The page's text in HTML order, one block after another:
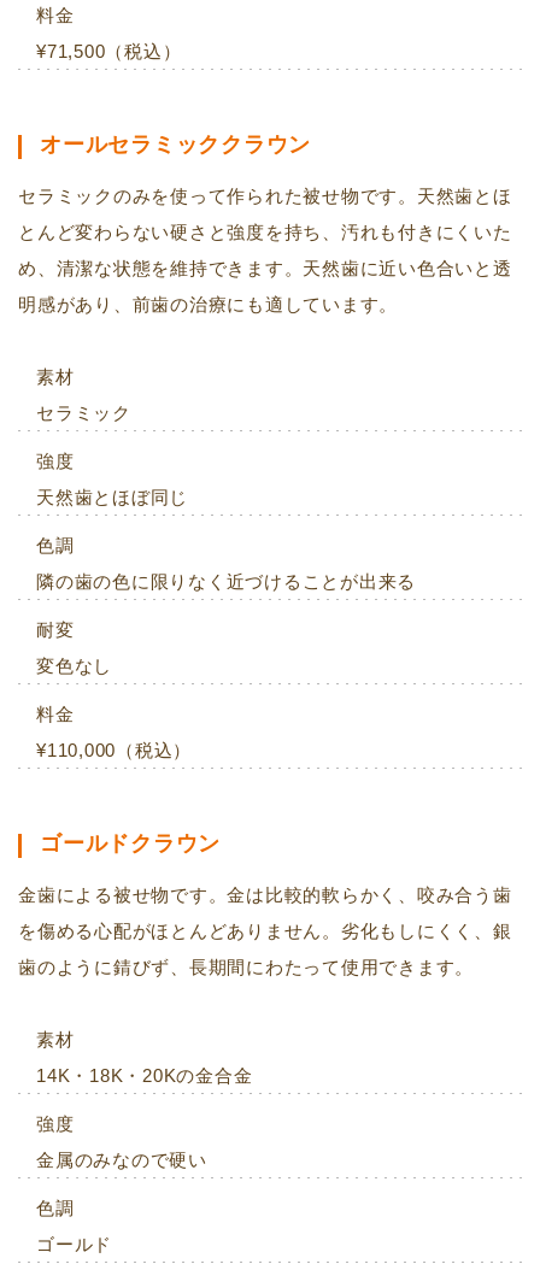
料金
¥71,500（税込）
オールセラミッククラウン
セラミックのみを使って作られた被せ物です。天然歯とほ
とんど変わらない硬さと強度を持ち、汚れも付きにくいた
め、清潔な状態を維持できます。天然歯に近い色合いと透
明感があり、前歯の治療にも適しています。
素材
セラミック
強度
天然歯とほぼ同じ
色調
隣の歯の色に限りなく近づけることが出来る
耐変
変色なし
料金
¥110,000（税込）
ゴールドクラウン
金歯による被せ物です。金は比較的軟らかく、咬み合う歯
を傷める心配がほとんどありません。劣化もしにくく、銀
歯のように錆びず、長期間にわたって使用できます。
素材
14K・18K・20Kの金合金
強度
金属のみなので硬い
色調
ゴールド